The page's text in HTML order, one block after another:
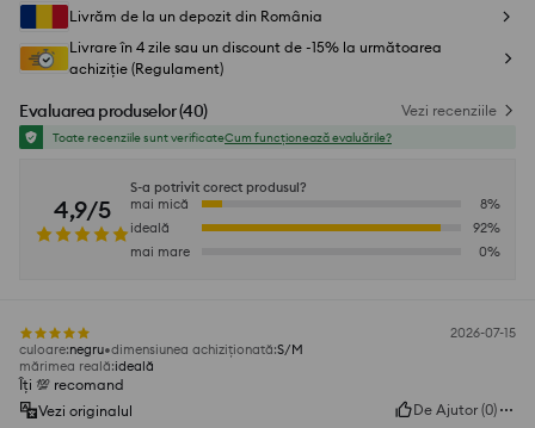
Livrăm de la un depozit din România
Livrare în 4 zile sau un discount de -15% la următoarea
achiziție (Regulament)
Evaluarea produselor(40) Vezi recenziile
Toate recenziile sunt verificateCum funcționează evaluările?
4,9/5
S-a potrivit corect produsul?
mai mică
8%
ideală
92%
mai mare
0%
2026-07-15
culoare:negru dimensiunea achiziționată:S/M
mărimea reală:ideală
Îți 💯 recomand
Vezi originalul
De Ajutor (0)